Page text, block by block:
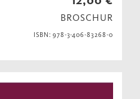
BROSCHUR
ISBN: 978-3-406-83268-0